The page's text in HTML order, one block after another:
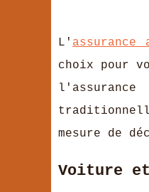
L'
choix pour
mesure de
Voiture